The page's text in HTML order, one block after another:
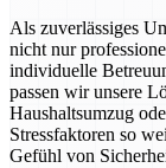
Als zuverlässiges
nicht nur
individuelle
passen wir unsere
Haushaltsumzug
Stressfaktoren so
Gefühl von